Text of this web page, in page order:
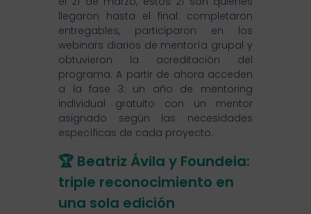
llegaron hasta el final: completaron
entregables, participaron en los
webinars diarios de mentoría grupal y
obtuvieron la acreditación del
programa. A partir de ahora acceden
a la fase 3: un año de mentoring
individual gratuito con un mentor
asignado según las necesidades
específicas de cada proyecto.
🏆 Beatriz Ávila y Foundeia:
triple reconocimiento en
una sola edición